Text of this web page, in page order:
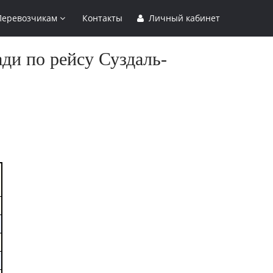
Контакты Личный кабинет
по рейсу Суздаль-